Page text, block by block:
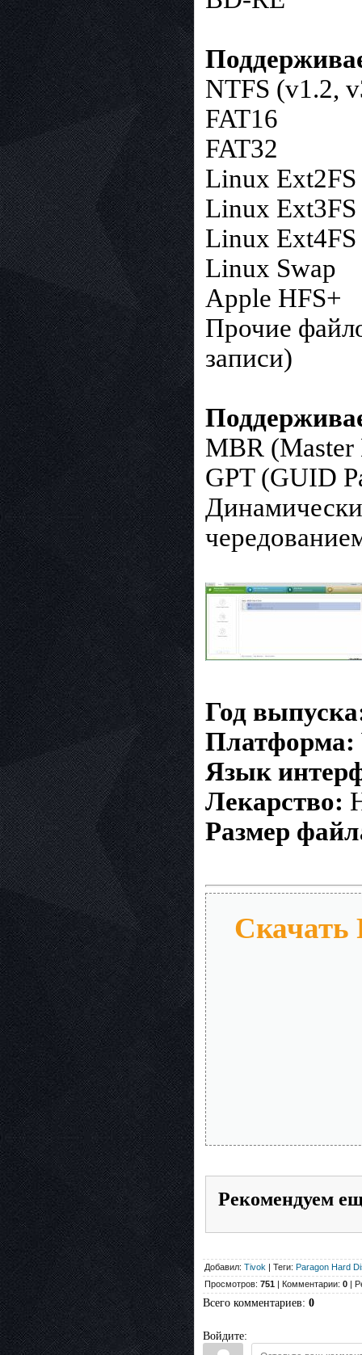
NTFS (v1.2,
FAT16
FAT32
Linux Ext2FS
Linux Ext3FS
Linux Ext4FS
Linux Swap
Apple HFS+
Прочие
записи)
MBR (Master
GPT (GUID
Год
Платформа:
Язык
Лекарство:
Размер
Скачать
Рекомендуем
Добавил: Tivok | Теги: Paragon Hard
Просмотров: 751 | Комментарии: 0 |
Всего комментариев: 0
Войдите: